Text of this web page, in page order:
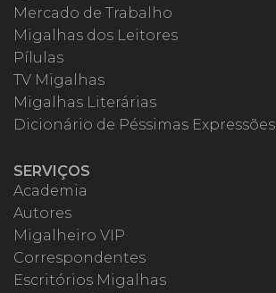
Mercado de Trabalho
Migalhas dos Leitores
Pílulas
TV Migalhas
Migalhas Literárias
Dicionário de Péssimas Expressões
SERVIÇOS
Academia
Autores
Migalheiro VIP
Correspondentes
Escritórios Migalhas